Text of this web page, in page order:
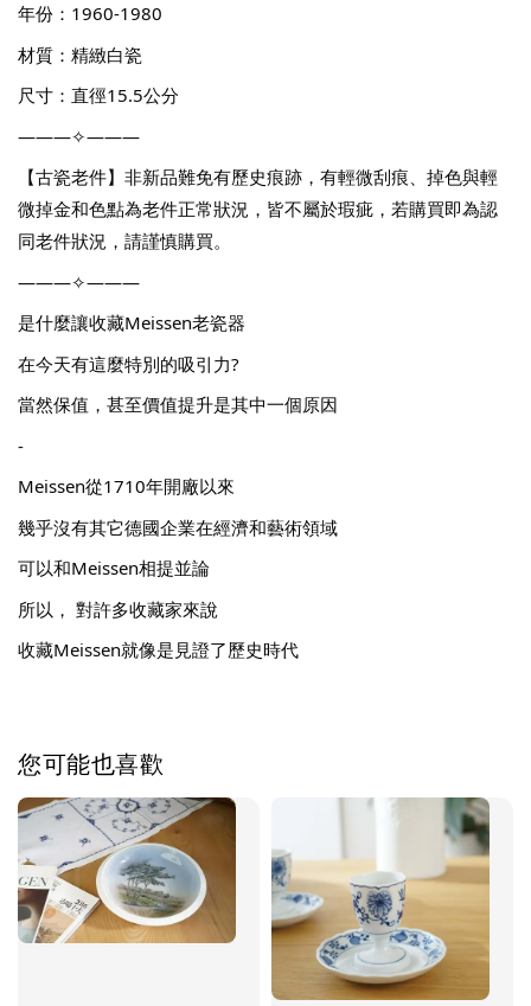
年份：1960-1980
材質：精緻白瓷
尺寸：直徑15.5公分
———✧———
【古瓷老件】非新品難免有歷史痕跡，有輕微刮痕、掉色與輕
微掉金和色點為老件正常狀況，皆不屬於瑕疵，若購買即為認
同老件狀況，請謹慎購買。
———✧———
是什麼讓收藏Meissen老瓷器
在今天有這麼特別的吸引力?
當然保值，甚至價值提升是其中一個原因
-
Meissen從1710年開廠以來
幾乎沒有其它德國企業在經濟和藝術領域
可以和Meissen相提並論
所以， 對許多收藏家來說
收藏Meissen就像是見證了歷史時代
您可能也喜歡